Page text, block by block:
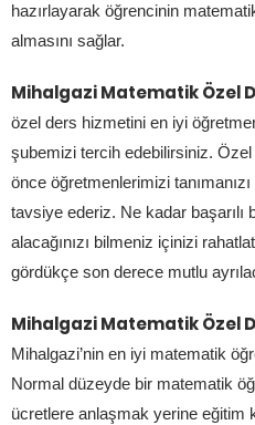
hazırlayarak öğrencinin
almasını sağlar.
Mihalgazi Matematik Özel
özel ders hizmetini en iyi
şubemizi tercih edebilirsiniz.
önce öğretmenlerimizi tanımanızı
tavsiye ederiz. Ne kadar başarılı
alacağınızı bilmeniz içinizi
gördükçe son derece mutlu
Mihalgazi Matematik Özel
Mihalgazi’nin en iyi matematik
Normal düzeyde bir matematik
ücretlere anlaşmak yerine eğitim